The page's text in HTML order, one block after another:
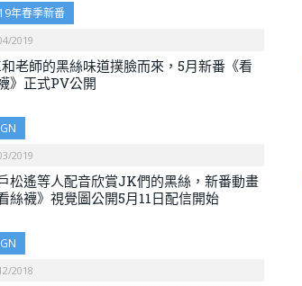
年春季新番
2019
老師的黑絲味道撲臉而來，5月新番《看
》正式PV公開
2019
松遙等人配音欣賞JK們的黑絲，新番動畫
看絲襪》視覺圖公開5月11日配信開始
2018